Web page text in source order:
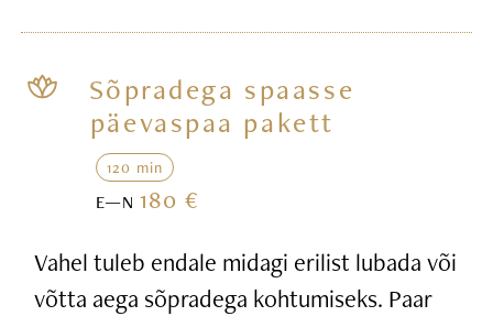
Sõpradega spaasse
päevaspaa pakett
120 min
E—N180 €
Vahel tuleb endale midagi erilist lubada või
võtta aega sõpradega kohtumiseks. Paar